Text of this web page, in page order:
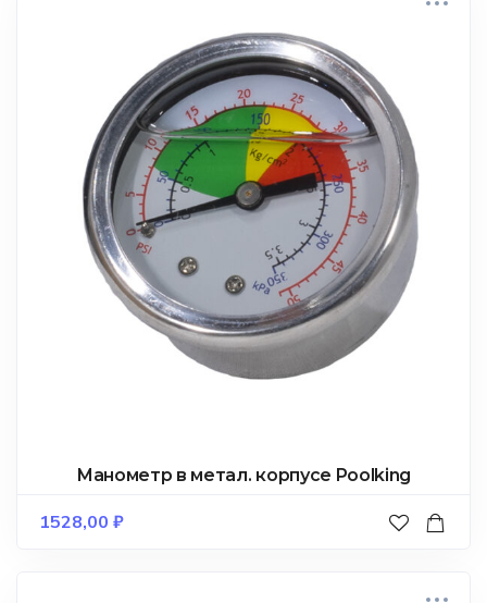
Манометр в метал. корпусе Poolking
1528,00 ₽